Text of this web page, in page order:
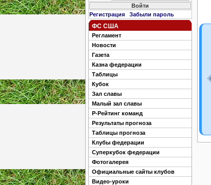
Регистрация Забыли пароль
ФС США
Регламент
Новости
Газета
Казна федерации
Таблицы
Кубок
Зал славы
Малый зал славы
Р-Рейтинг команд
Результаты прогноза
Таблицы прогноза
Клубы федерации
Суперкубок федерации
Фотогалерея
Официальные сайты клубов
Видео-уроки